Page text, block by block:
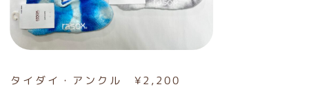
タイダイ・アンクル ¥2,200